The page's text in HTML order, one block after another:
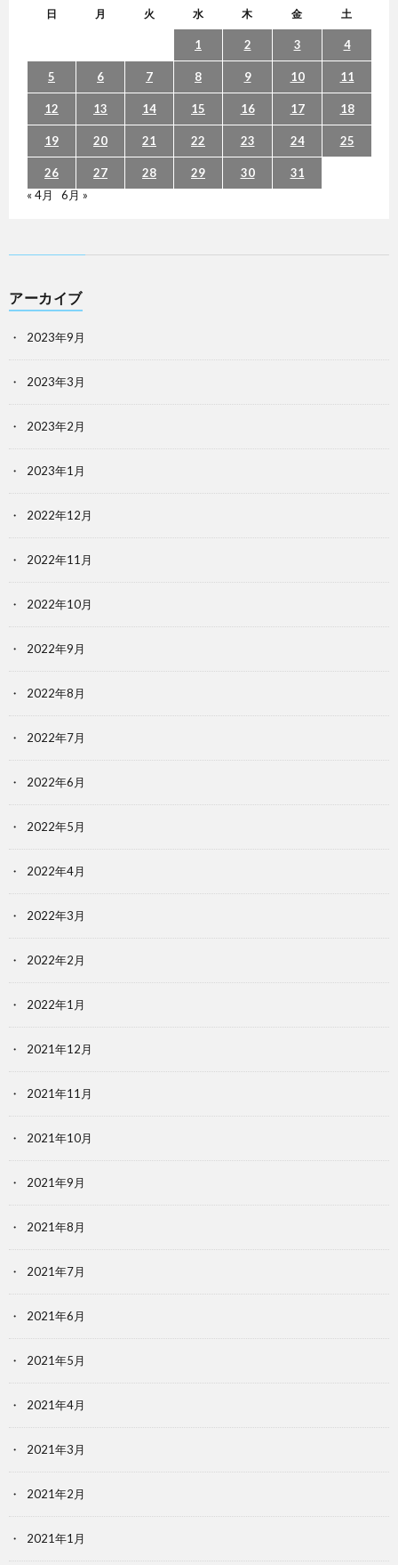
日 月 火 水 木 金 土
1 2 3 4
5 6 7 8 9 10 11
12 13 14 15 16 17 18
19 20 21 22 23 24 25
26 27 28 29 30
31
« 4月
6月 »
アーカイブ
2023年9月
2023年3月
2023年2月
2023年1月
2022年12月
2022年11月
2022年10月
2022年9月
2022年8月
2022年7月
2022年6月
2022年5月
2022年4月
2022年3月
2022年2月
2022年1月
2021年12月
2021年11月
2021年10月
2021年9月
2021年8月
2021年7月
2021年6月
2021年5月
2021年4月
2021年3月
2021年2月
2021年1月